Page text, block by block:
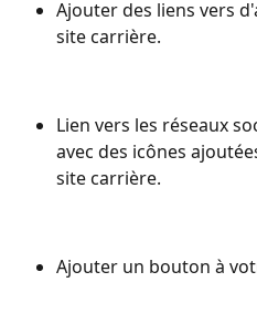
Ajouter des liens vers
site carrière.
Lien vers les réseaux
avec des icônes
site carrière.
Ajouter un bouton à